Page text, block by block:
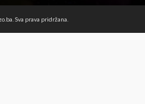
Sva prava pridržana.